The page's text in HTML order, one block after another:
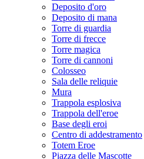
Deposito d'oro
Deposito di mana
Torre di guardia
Torre di frecce
Torre magica
Torre di cannoni
Colosseo
Sala delle reliquie
Mura
Trappola esplosiva
Trappola dell'eroe
Base degli eroi
Centro di addestramento
Totem Eroe
Piazza delle Mascotte